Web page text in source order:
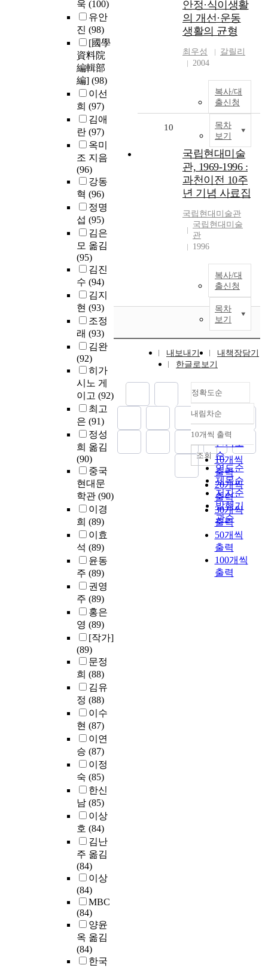
욱 (100)
유안
진 (98)
[國學
資料院
編輯部
編] (98)
이선
희 (97)
김애
란 (97)
옥미
조 지음
(96)
강동
혁 (96)
정명
섭 (95)
김은
모 옮김
(95)
김진
수 (94)
김지
현 (93)
조정
래 (93)
김완
(92)
히가
시노 게
이고 (92)
최고
은 (91)
정성
희 옮김
(90)
중국
현대문
학관 (90)
이경
희 (89)
이효
석 (89)
윤동
주 (89)
권영
주 (89)
홍은
영 (89)
[작가]
(89)
문정
희 (88)
김유
정 (88)
이수
현 (87)
이연
승 (87)
이정
숙 (85)
한신
남 (85)
이상
호 (84)
김난
주 옮김
(84)
이상
(84)
MBC
(84)
양윤
옥 옮김
(84)
한국
안정·식이생활
의 개선·운동
생활의 균형
최우성
갈릴리
2004
복사/대
출신청
목차
보기
10
국립현대미술
관, 1969-1996 :
과천이전 10주
년 기념 사료집
국립현대미술관
국립현대미술
관
1996
복사/대
출신청
목차
보기
내보내기
내책장담기
한글로보기
정확도순
정확도
순
인기도
순
연도순
제목순
저자순
발행기
관순
내림차순
내림차순
10개씩 출력
10개씩
출력
20개씩
출력
30개씩
출력
50개씩
출력
100개씩
출력
조회